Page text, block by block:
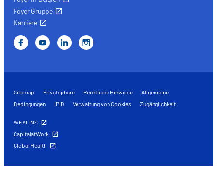
Foyer Gruppe
Karriere
Sitemap Privatsphäre Rechtliche Hinweise
Allgemeine
Bedingungen
IPID Verwaltung von Cookies Zugänglichkeit
WEALINS
CapitalatWork
Global Health